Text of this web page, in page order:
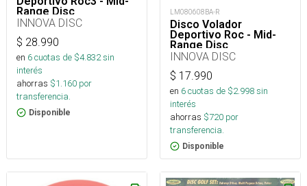
Range Disc
INNOVA DISC
$ 28.990
en 6cuotas de $4.832sin
interés
ahorras $1.160 por
transferencia.
Disponible
LM080608BA-R
Disco Volador
Deportivo Roc - Mid-
Range Disc
INNOVA DISC
$ 17.990
en 6cuotas de $2.998sin
interés
ahorras $720 por
transferencia.
Disponible